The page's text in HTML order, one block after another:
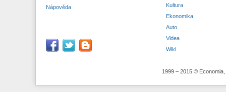
Nápověda
Kultura
Ekonomika
Auto
Videa
Wiki
1999 – 2015 ©